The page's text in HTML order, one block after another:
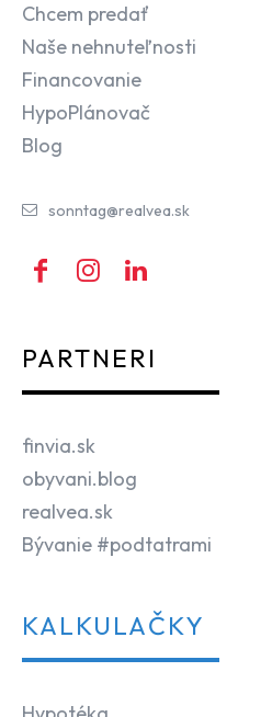
Chcem predať
Naše nehnuteľnosti
Financovanie
HypoPlánovač
Blog
sonntag@realvea.sk
PARTNERI
finvia.sk
obyvani.blog
realvea.sk
Bývanie #podtatrami
KALKULAČKY